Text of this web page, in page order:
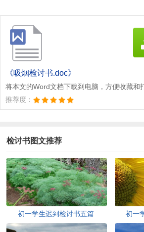
《吸烟检讨书.doc》
将本文的Word文档下载到电脑，方便收藏和
推荐度：
检讨书图文推荐
初一学生迟到检讨书五篇 初一